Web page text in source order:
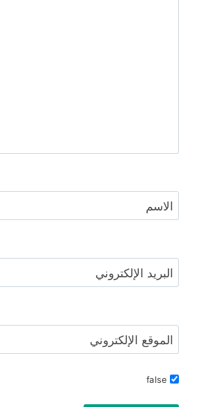
الاسم
البريد الإلكتروني
الموقع الإلكتروني
false